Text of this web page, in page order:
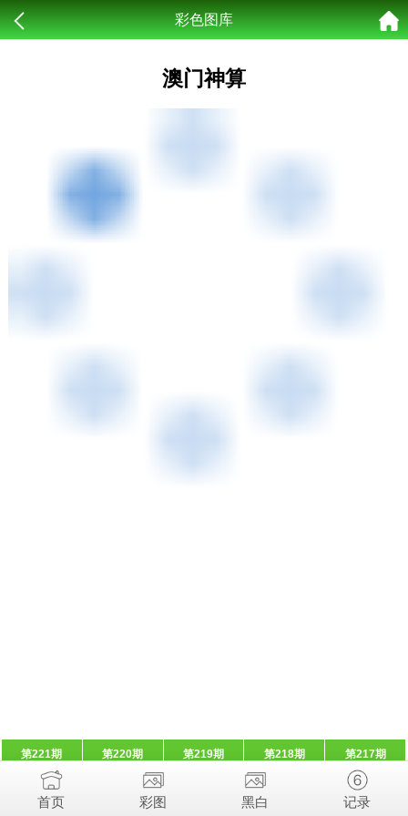
彩色图库
澳门神算
第221期 第220期 第219期 第218期 第217期
首页 彩图 黑白 记录